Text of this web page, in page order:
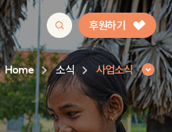
후원하기
Home 소식 사업소식